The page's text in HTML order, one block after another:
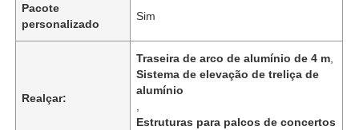
Pacote
personalizado
Sim
Realçar:
Traseira de arco de alumínio de 4 m
Sistema de elevação de treliça de
alumínio
Estruturas para palcos de concertos